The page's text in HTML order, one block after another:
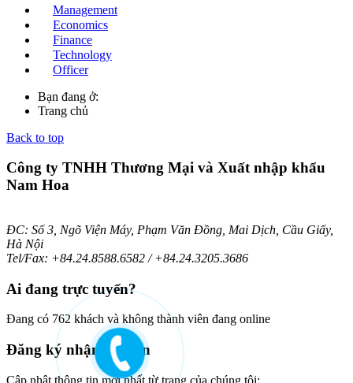
Management
Economics
Finance
Technology
Officer
Bạn đang ở:
Trang chủ
Back to top
Công ty TNHH Thương Mại và Xuất nhập khẩu
Nam Hoa
ĐC: Số 3, Ngõ Viện Máy, Phạm Văn Đồng, Mai Dịch, Cầu Giấy,
Hà Nội
Tel/Fax: +84.24.8588.6582 / +84.24.3205.3686
Ai đang trực tuyến?
Đang có 762 khách và không thành viên đang online
Đăng ký nhận bản tin
Cập nhật thông tin mới nhất từ trang của chúng tôi: